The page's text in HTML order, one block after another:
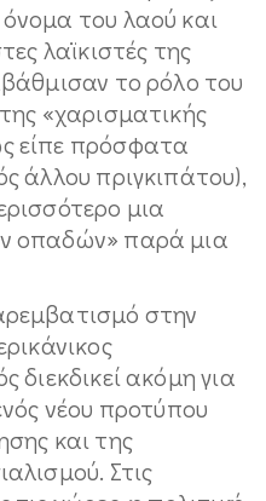
του λαού και
λαϊκιστές της
το ρόλο του
«χαρισματικής
είπε πρόσφατα
άλλου πριγκιπάτου),
μια
οπαδών» παρά μια
στην
διεκδικεί ακόμη για
νέου προτύπου
και της
Στις